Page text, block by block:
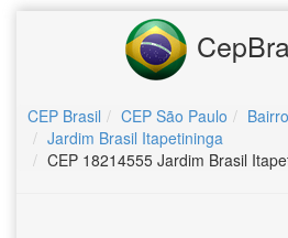
CEP Brasil CEP São Paulo
Jardim Brasil Itapetininga
CEP 18214555 Jardim Brasil